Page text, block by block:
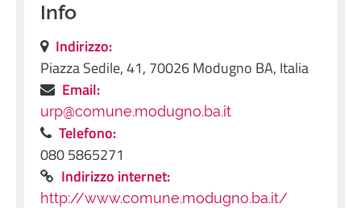
Info
Indirizzo:
Piazza Sedile, 41, 70026 Modugno BA, Italia
Email:
urp@comune.modugno.ba.it
Telefono:
080 5865271
Indirizzo internet:
http://www.comune.modugno.ba.it/